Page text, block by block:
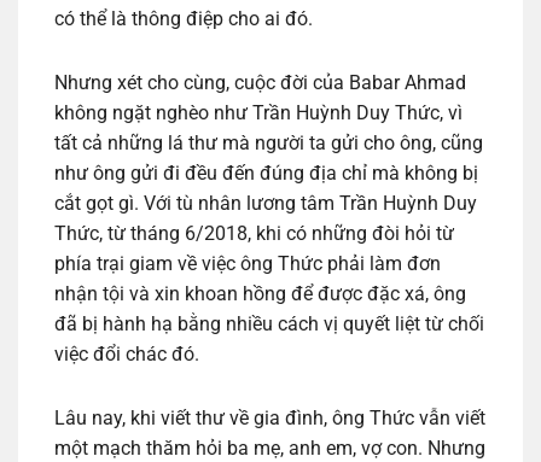
có thể là thông điệp cho ai đó.
Nhưng xét cho cùng, cuộc đời của Babar Ahmad
không ngặt nghèo như Trần Huỳnh Duy Thức, vì
tất cả những lá thư mà người ta gửi cho ông, cũng
như ông gửi đi đều đến đúng địa chỉ mà không bị
cắt gọt gì. Với tù nhân lương tâm Trần Huỳnh Duy
Thức, từ tháng 6/2018, khi có những đòi hỏi từ
phía trại giam về việc ông Thức phải làm đơn
nhận tội và xin khoan hồng để được đặc xá, ông
đã bị hành hạ bằng nhiều cách vị quyết liệt từ chối
việc đổi chác đó.
Lâu nay, khi viết thư về gia đình, ông Thức vẫn viết
một mạch thăm hỏi ba mẹ, anh em, vợ con. Nhưng